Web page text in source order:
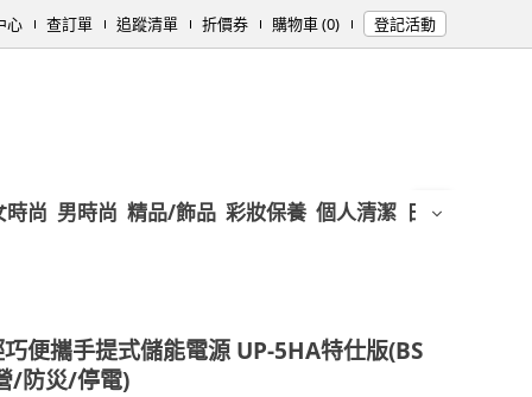
心 查訂單 追蹤清單 折價券 購物車 (0) 登記活動
時尚 男時尚 精品/飾品 彩妝保養 個人清潔 日用/紙品
便攜手提式儲能電源 UP-5HA特仕版(BS
/防災/停電)